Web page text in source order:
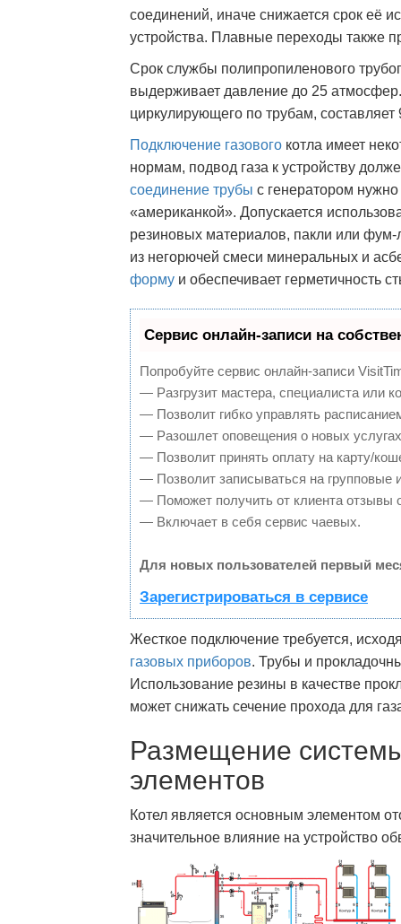
соединений, иначе снижается срок её
устройства. Плавные переходы также
Срок службы полипропиленового
выдерживает давление до 25
циркулирующего по трубам, составляет
Подключение газового котла имеет
нормам, подвод газа к устройству
соединение трубы с генератором
«американкой». Допускается
резиновых материалов, пакли или
из негорючей смеси минеральных и
форму и обеспечивает герметичность
Сервис онлайн-записи на
Попробуйте сервис онлайн-записи
— Разгрузит мастера, специалиста или
— Позволит гибко управлять
— Разошлет оповещения о новых
— Позволит принять оплату на карту/
— Позволит записываться на групповые
— Поможет получить от клиента отзывы
— Включает в себя сервис чаевых.
Для новых пользователей первый
Зарегистрироваться в сервисе
Жесткое подключение требуется,
газовых приборов. Трубы и
Использование резины в качестве
может снижать сечение прохода для
Размещение
элементов
Котел является основным элементом
значительное влияние на устройство